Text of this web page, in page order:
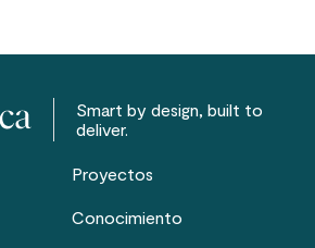
Smart by design, built to
deliver.
Proyectos
Conocimiento